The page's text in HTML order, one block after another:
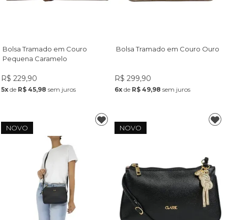
Bolsa Tramado em Couro
Pequena Caramelo
R$ 229,90
5xde R$ 45,98 sem juros
Bolsa Tramado em Couro Ouro
R$ 299,90
6x de R$ 49,98 sem juros
NOVO NOVO